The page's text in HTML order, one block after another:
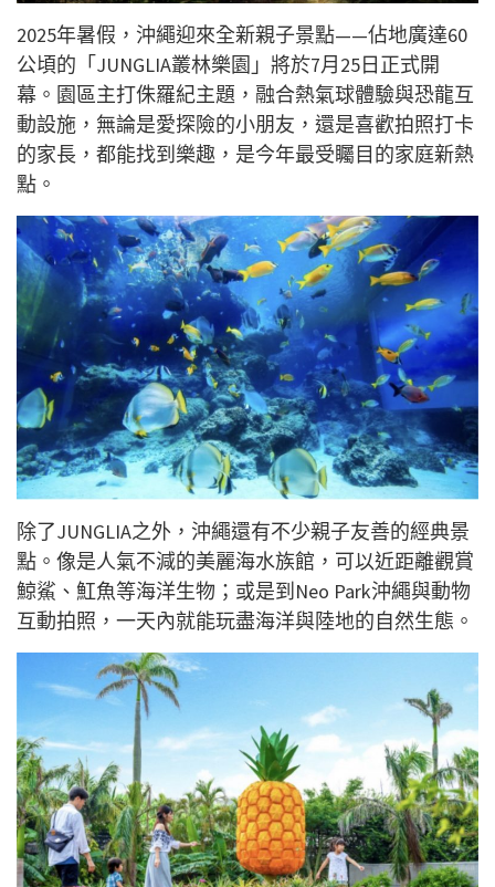
2025年暑假，沖繩迎來全新親子景點——佔地廣達60
公頃的「JUNGLIA叢林樂園」將於7月25日正式開
幕。園區主打侏羅紀主題，融合熱氣球體驗與恐龍互
動設施，無論是愛探險的小朋友，還是喜歡拍照打卡
的家長，都能找到樂趣，是今年最受矚目的家庭新熱
點。
除了JUNGLIA之外，沖繩還有不少親子友善的經典景
點。像是人氣不減的美麗海水族館，可以近距離觀賞
鯨鯊、魟魚等海洋生物；或是到Neo Park沖繩與動物
互動拍照，一天內就能玩盡海洋與陸地的自然生態。